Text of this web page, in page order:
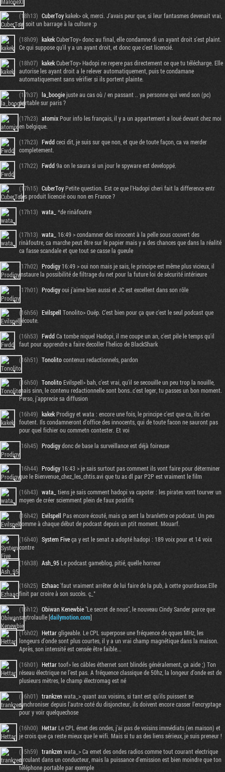
(18h13) CuberToykakek> ok, merci. J'avais peur que, si leur fantasmes devenait vrai,
ce soit un barrage à la culture :p
(18h09) kakekCuberToy> donc au final, elle condamne di un ayant droit s'est plaint.
Ce qui suppose qu'il y a un ayant droit, et donc que c'est licencié.
(18h07) kakekCuberToy> Hadopi ne repere pas directement ce que tu télécharge. Elle
autorise les ayant droit a le relever automatiquement, puis te condamane
automatiquement sans vérifier si ils portent plainte.
(17h37) la_boogiejuste au cas où / en passant .. ya personne qui vend son (pc)
portable sur paris ?
(17h23) atomixPour info les français, il y a un appartement a loué devant chez moi
en belgique.
(17h23) Fwddceci dit, je suis sur que non, et que de toute façon, ca va merder
completement.
(17h22) Fwdd9a on le saura si un jour le spyware est developpé.
(17h15) CuberToyPetite question. Est ce que l'Hadopi cheri fait la difference entr
des produit licencié oou non en France ?
(17h13) wata_ *de rinàfoutre
(17h13) wata_
16:49 > condamner des innocent à la pelle sous couvert des
rinàfoutre, ca marche peut être sur le papier mais y a des chances que dans la réalité
ca fasse scandale et que tout se casse la gueule
(17h02) Prodigy16:49 > oui non mais je sais, le principe est même plus vicieux, il
instaure la possibilité de filtrage du net pour la future loi de sécurité intérieure
(17h01) Prodigyoui j'aime bien aussi et JC est excellent dans son rôle
(16h56) Evilspell Tonolito> Ouép. C'est bien pour ça que c'est le seul podcast que
j'écoute.
(16h53) FwddCa tombe niquel Hadopi, il me coupe un an, c'est pile le temps qu'il
faut pour apprendre a faire decoller l'helico de BlackShark
(16h51) Tonolitocontenus redactionnels, pardon
(16h50) TonolitoEvilspell> bah, c'est vrai, qu'il se secouille un peu trop la nouille,
mais sinn, le contenu redactionnelle sont bons..c'est leger, tu passes un bon moment.
Perso, j'apprecie sa diffusion
(16h49) kakekProdigy et wata : encore une fois, le principe c'est que ca, ils s'en
foutent. Ils condamneront d'office des innocents, qui de toute facon ne sauront pas
pour quel fichier ou commetn contester. Et voi
(16h45) Prodigydonc de base la surveillance est déjà foireuse
(16h44) Prodigy16:43 > je sais surtout pas comment ils vont faire pour déterminer
que le Bienvenue_chez_les_chtis.avi que tu as dl par P2P est vraiment le film
(16h43) wata_ tiens je sais comment hadopi va capoter : les pirates vont tourver un
moyen de créer sciemment plein de faux positifs
(16h42) Evilspell Pas encore écouté, mais ça sent la branlette ce podcast. Un peu
comme à chaque début de podcast depuis un ptit moment. Mouarf.
(16h40) System Fiveça y est le senat a adopté hadopi : 189 voix pour et 14 voix
contre
(16h38) Ash_95Le podcast gameblog, pitié, quelle horreur
(16h25) Ezhaac'faut vraiment arrêter de lui faire de la pub, à cette gourdasse.Elle
finit par croire à son succès. ç_°
(16h12) Obiwan Kenewbie"Le secret de nous", le nouveau Cindy Sander parce que
saytrolaulle [dailymotion.com]
(16h02) Hettargligeable. Le CPL superpose une fréquence de qques MHz, les
longeurs d'onde sont plus courtes, il y a un vrai champ magnétique dans la maison.
Après, son intensité est censée être faible...
(16h01) Hettartoof> les câbles éthernet sont blindés généralement, ça aide ;) Ton
réseau électrique ne l'est pas. A fréquence classique de 50hz, la longeur d'onde est de
plusieurs mètres, le champ électromag est né
(16h01) trankzenwata_> quant aux voisins, si tant est qu'ils puissent se
synchroniser depuis l'autre coté du disjoncteur, ils doivent encore casser l'encryptage
pour y voir quelquechose
(16h00) HettarLe CPL émet des ondes, j'ai pas de voisins immédiats (en maison) et
je crois que ça reste mieux que le wifi. Mais si tu as des liens sérieux, je suis preneur !
(15h59) trankzenwata_> Ca emet des ondes radios comme tout courant electrique
circulant dans un conducteur, mais la puissance d'emission est bien moindre que ton
téléphone portable par exemple